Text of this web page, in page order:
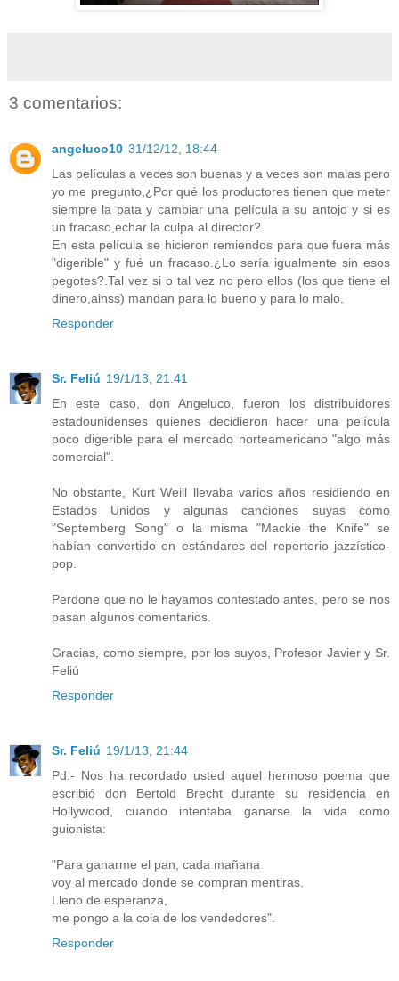
3 comentarios:
angeluco10 31/12/12, 18:44
Las películas a veces son buenas y a veces son malas pero
yo me pregunto,¿Por qué los productores tienen que meter
siempre la pata y cambiar una película a su antojo y si es
un fracaso,echar la culpa al director?.
En esta película se hicieron remiendos para que fuera más
"digerible" y fué un fracaso.¿Lo sería igualmente sin esos
pegotes?.Tal vez si o tal vez no pero ellos (los que tiene el
dinero,ainss) mandan para lo bueno y para lo malo.
Responder
Sr. Feliú 19/1/13, 21:41
En este caso, don Angeluco, fueron los distribuidores
estadounidenses quienes decidieron hacer una película
poco digerible para el mercado norteamericano "algo más
comercial".
No obstante, Kurt Weill llevaba varios años residiendo en
Estados Unidos y algunas canciones suyas como
"Septemberg Song" o la misma "Mackie the Knife" se
habían convertido en estándares del repertorio jazzístico-
pop.
Perdone que no le hayamos contestado antes, pero se nos
pasan algunos comentarios.
Gracias, como siempre, por los suyos, Profesor Javier y Sr.
Feliú
Responder
Sr. Feliú 19/1/13, 21:44
Pd.- Nos ha recordado usted aquel hermoso poema que
escribió don Bertold Brecht durante su residencia en
Hollywood, cuando intentaba ganarse la vida como
guionista:
"Para ganarme el pan, cada mañana
voy al mercado donde se compran mentiras.
Lleno de esperanza,
me pongo a la cola de los vendedores".
Responder